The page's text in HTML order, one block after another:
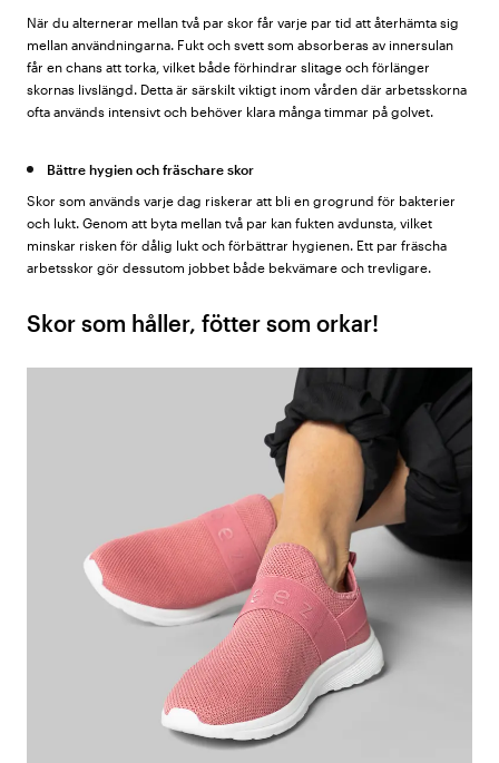
När du alternerar mellan två par skor får varje par tid att återhämta sig
mellan användningarna. Fukt och svett som absorberas av innersulan
får en chans att torka, vilket både förhindrar slitage och förlänger
skornas livslängd. Detta är särskilt viktigt inom vården där arbetsskorna
ofta används intensivt och behöver klara många timmar på golvet.
Bättre hygien och fräschare skor
Skor som används varje dag riskerar att bli en grogrund för bakterier
och lukt. Genom att byta mellan två par kan fukten avdunsta, vilket
minskar risken för dålig lukt och förbättrar hygienen. Ett par fräscha
arbetsskor gör dessutom jobbet både bekvämare och trevligare.
Skor som håller, fötter som orkar!